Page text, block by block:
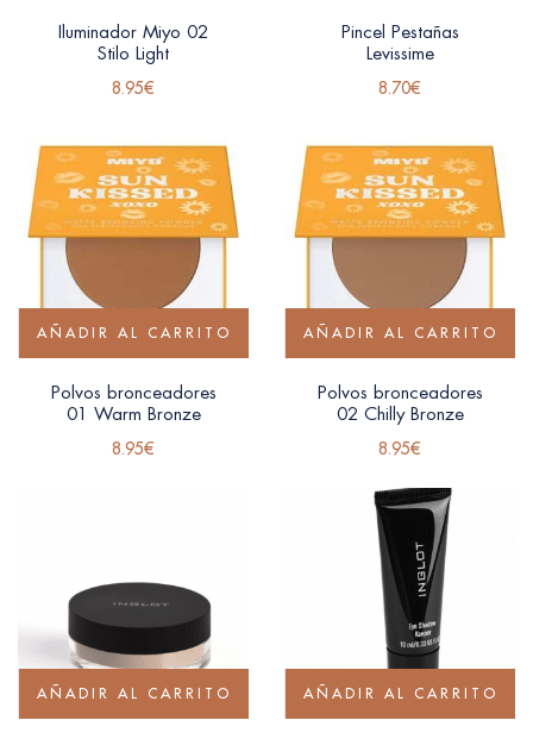
Iluminador Miyo 02
Stilo Light
8.95€
Pincel Pestañas
Levissime
8.70€
AÑADIR AL CARRITO
Polvos bronceadores
01 Warm Bronze
8.95€
AÑADIR AL CARRITO
Polvos bronceadores
02 Chilly Bronze
8.95€
AÑADIR AL CARRITO AÑADIR AL CARRITO